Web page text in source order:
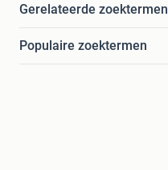
Gerelateerde zoektermen
Populaire zoektermen